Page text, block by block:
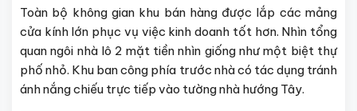
Toàn bộ không gian khu bán hàng được lắp các mảng
cửa kính lớn phục vụ việc kinh doanh tốt hơn. Nhìn tổng
quan ngôi nhà lô 2 mặt tiền nhìn giống như một biệt thự
phố nhỏ. Khu ban công phía trước nhà có tác dụng tránh
ánh nắng chiếu trực tiếp vào tường nhà hướng Tây.